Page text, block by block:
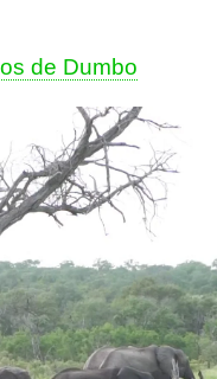
de Dumbo